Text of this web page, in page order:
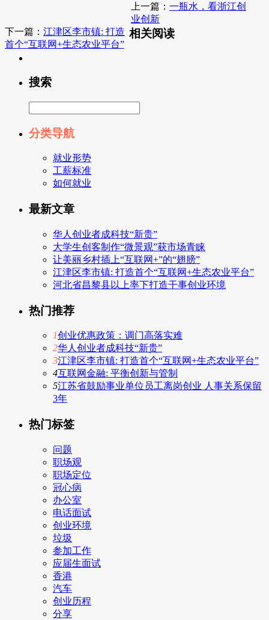
上一篇： 一瓶水，看浙江创
业创新
下一篇： 江津区李市镇: 打造
首个“互联网+生态农业平台”
相关阅读
搜索
分类导航
就业形势
工薪标准
如何就业
最新文章
华人创业者成科技“新贵”
大学生创客制作“微景观”获市场青睐
让美丽乡村插上“互联网+”的“翅膀”
江津区李市镇: 打造首个“互联网+生态农业平台”
河北省昌黎县以上率下打造干事创业环境
热门推荐
1创业优惠政策：调门高落实难
2华人创业者成科技“新贵”
3江津区李市镇: 打造首个“互联网+生态农业平台”
4互联网金融: 平衡创新与管制
5江苏省鼓励事业单位员工离岗创业 人事关系保留
3年
热门标签
问题
职场观
职场定位
冠心病
办公室
电话面试
创业环境
垃圾
参加工作
应届生面试
香港
汽车
创业历程
分享